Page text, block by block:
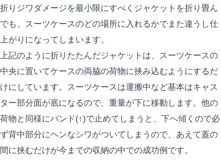
折りジワダメージを最小限にすべくジャケットを折り畳ん
でも、スーツケースのどの場所に入れるかでまた違うし仕
上がりになってしまいます。
上記のように折りたたんだジャケットは、スーツケースの
中央に置いてケースの両脇の荷物に挟み込むようにするだ
けにしています。スーツケースは運搬中など基本はキャス
ター部分面が底になるので、重量が下に移動します。他の
荷物と同様にバンド(↑)で止めてしまうと、下へ傾くので必
ず背中部分にヘンなシワがついてしまうので、あえて蓋の
間に挟むだけが今までの収納の中での成功例です。